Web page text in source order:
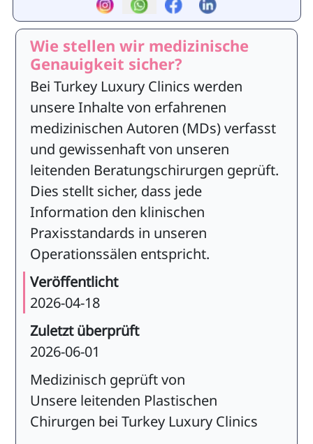
Wie stellen wir medizinische
Genauigkeit sicher?
Bei Turkey Luxury Clinics werden
unsere Inhalte von erfahrenen
medizinischen Autoren (MDs) verfasst
und gewissenhaft von unseren
leitenden Beratungschirurgen geprüft.
Dies stellt sicher, dass jede
Information den klinischen
Praxisstandards in unseren
Operationssälen entspricht.
Veröffentlicht
2026-04-18
Zuletzt überprüft
2026-06-01
Medizinisch geprüft von
Unsere leitenden Plastischen
Chirurgen bei Turkey Luxury Clinics